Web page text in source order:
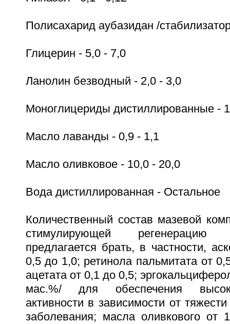
Полисахарид аубазидан /
Глицерин - 5,0 - 7,0
Ланолин безводный - 2,0 - 3,0
Моноглицериды дистиллированные -
Масло лаванды - 0,9 - 1,1
Масло оливковое - 10,0 - 20,0
Вода дистиллированная - Остальное
Количественный состав мазевой
стимулирующей
предлагается брать, в частности,
0,5 до 1,0; ретинола пальмитата от
ацетата от 0,1 до 0,5;
мас.%/ для обеспечения
активности в зависимости от
заболевания; масла оливкового от